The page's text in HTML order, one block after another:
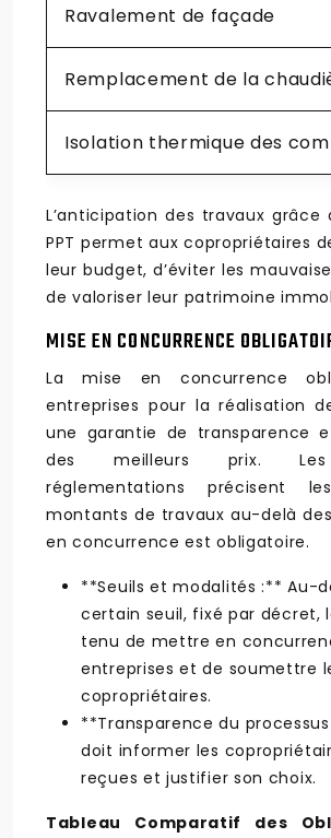
Ravalement de façade
Remplacement de la
Isolation thermique des
L’anticipation des travaux grâce
PPT permet aux copropriétaires
leur budget, d’éviter les
de valoriser leur patrimoine
MISE EN CONCURRENCE
La mise en concurrence
entreprises pour la réalisation
une garantie de transparence
des meilleurs prix. Les
réglementations précisent
montants de travaux au-delà
en concurrence est obligatoire.
**Seuils et modalités :** Au-
certain seuil, fixé par décret,
tenu de mettre en
entreprises et de soumettre
copropriétaires.
**Transparence du
doit informer les
reçues et justifier son choix.
Tableau Comparatif des